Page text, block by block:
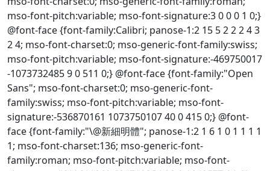
mso-font-pitch:variable; mso-font-signature:3 0 0 0 1 0;}
@font-face {font-family:Calibri; panose-1:2 15 5 2 2 2 4 3
2 4; mso-font-charset:0; mso-generic-font-family:swiss;
mso-font-pitch:variable; mso-font-signature:-469750017
-1073732485 9 0 511 0;} @font-face {font-family:"Open
Sans"; mso-font-charset:0; mso-generic-font-
family:swiss; mso-font-pitch:variable; mso-font-
signature:-536870161 1073750107 40 0 415 0;} @font-
face {font-family:"\@新細明體"; panose-1:2 1 6 1 0 1 1 1 1
1; mso-font-charset:136; mso-generic-font-
family:roman; mso-font-pitch:variable; mso-font-